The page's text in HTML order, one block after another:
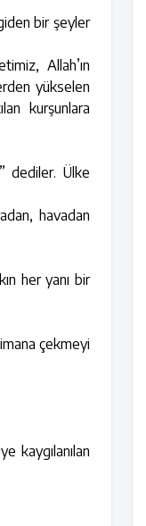
bir şeyler
Allah’ın
yükselen
kurşunlara
dediler. Ülke
havadan
her yanı bir
çekmeyi
kaygılanılan